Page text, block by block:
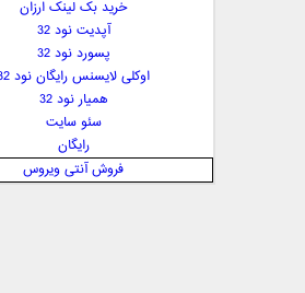
بهنام صفوی
پارسا چیلیک
خرید بک لینک ارزان
آپدیت نود 32
پسورد نود 32
اوکلی لایسنس رایگان نود 32
همیار نود 32
سئو سایت
رایگان
فروش آنتی ویروس